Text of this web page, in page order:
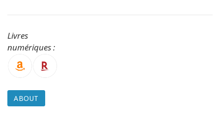
SEARCH
Livres
numériques :
ABOUT